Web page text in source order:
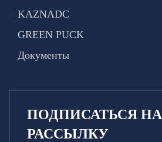
KAZNADC
GREEN PUCK
Документы
ПОДПИСАТЬСЯ НА
РАССЫЛКУ